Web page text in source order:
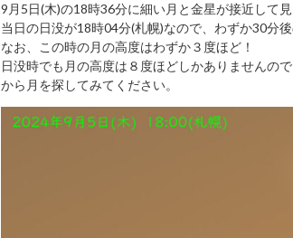
9月5日(木)の18時36分に細い月と金星が接近して見
当日の日没が18時04分(札幌)なので、わずか30分後
なお、この時の月の高度はわずか３度ほど！
日没時でも月の高度は８度ほどしかありませんの
から月を探してみてください。